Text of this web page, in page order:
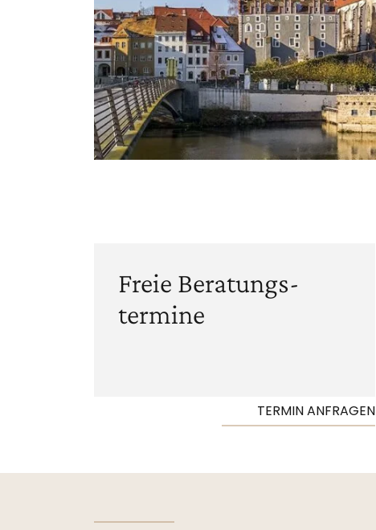
Freie Beratungs­
termine
TERMIN ANFRAGEN